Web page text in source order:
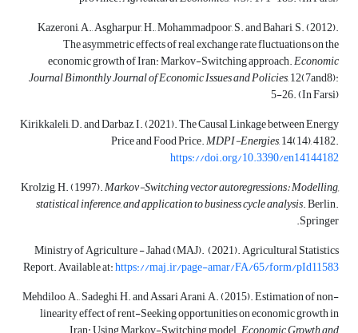
Kazeroni, A., Asgharpur, H., Mohammadpoor, S. and Bahari, S. (2012).
The asymmetric effects of real exchange rate fluctuations on the
economic growth of Iran: Markov-Switching approach.Economic
Journal Bimonthly Journal of Economic Issues and Policies, 12(7and8):
5-26. (In Farsi)
Kirikkaleli, D. and Darbaz, I. (2021). The Causal Linkage between Energy
Price and Food Price.MDPI-Energies, 14(14), 4182.
https://doi.org/10.3390/en14144182
Krolzig, H. (1997).Markov-Switching vector autoregressions:Modelling,
statistical inference, and application to business cycle analysis. Berlin.
Springer.
Ministry of Agriculture - Jahad (MAJ). (2021). Agricultural Statistics
Report. Available at:https://maj.ir/page-amar/FA/65/form/pId11583
Mehdiloo, A., Sadeghi, H. and Assari Arani, A. (2015). Estimation of non-
linearity effect of rent-Seeking opportunities on economic growth in